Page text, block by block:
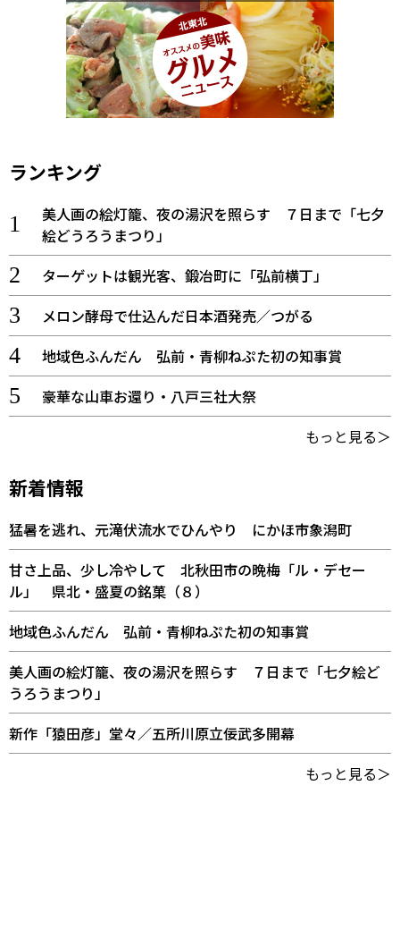
ランキング
美人画の絵灯籠、夜の湯沢を照らす ７日まで「七夕
絵どうろうまつり」
ターゲットは観光客、鍛冶町に「弘前横丁」
メロン酵母で仕込んだ日本酒発売／つがる
地域色ふんだん 弘前・青柳ねぷた初の知事賞
豪華な山車お還り・八戸三社大祭
もっと見る＞
新着情報
猛暑を逃れ、元滝伏流水でひんやり にかほ市象潟町
甘さ上品、少し冷やして 北秋田市の晩梅「ル・デセー
ル」 県北・盛夏の銘菓（８）
地域色ふんだん 弘前・青柳ねぷた初の知事賞
美人画の絵灯籠、夜の湯沢を照らす ７日まで「七夕絵ど
うろうまつり」
新作「猿田彦」堂々／五所川原立佞武多開幕
もっと見る＞